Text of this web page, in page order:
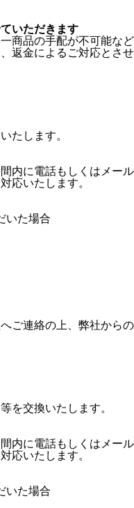
いただきます
商品の手配が不可能など
返金によるご対応とさせ
たします。
内に電話もしくはメール
応いたします。
いた場合
ご連絡の上、弊社からの
を交換いたします。
内に電話もしくはメール
応いたします。
いた場合